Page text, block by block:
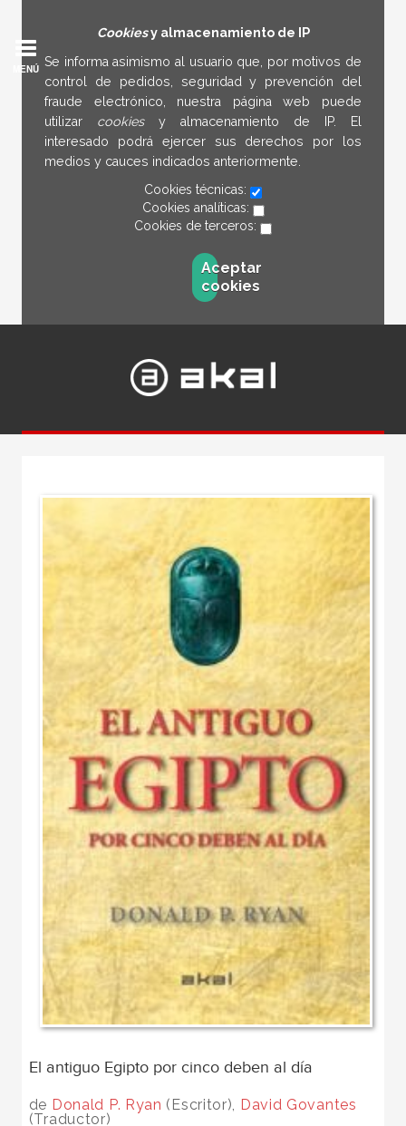
Cookiesy almacenamiento de IP
Se informa asimismo al usuario que, por motivos de
control de pedidos, seguridad y prevención del
fraude electrónico, nuestra página web puede
utilizar cookies y almacenamiento de IP. El
interesado podrá ejercer sus derechos por los
medios y cauces indicados anteriormente.
Cookies técnicas:
Cookies analíticas:
Cookies de terceros:
Aceptar
cookies
MENÚ
El antiguo Egipto por cinco deben al día
de Donald P. Ryan (Escritor), David Govantes
(Traductor)